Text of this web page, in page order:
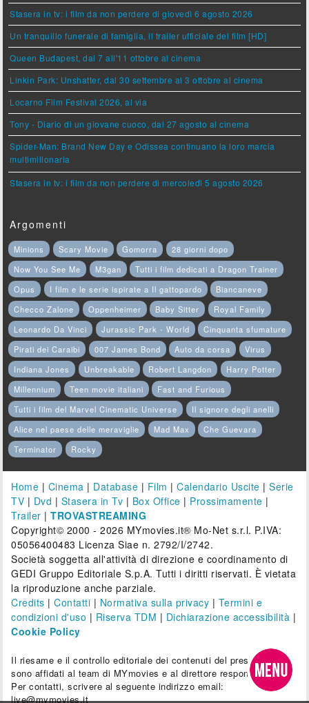
Stasera in tv: i film da non perdere di giovedì 6 agosto 2026
Un tranquillo funerale di famiglia, il trailer ufficiale del film [HD]
Queen Budapest, dal 7 all'11 ottobre al cinema
Linkin Park: Unshatter, dal 30 settembre al 3 ottobre al cinema
Locarno Film Festival 2026, al via
Tony - Diario di un giovane cuoco, dal 27 agosto al cinema
Spider-Man: Brand New Day e Odissea continuano la loro marcia
multimilionaria
Stasera in tv: i film da non perdere di mercoledì 5 agosto 2026
Argomenti
Minions Scary Movie Gomorra
28 giorni dopo
Now You See Me
M3gan
Tutti i film dedicati a Dragon Trainer
Opus
I film e le serie ispirate a Il gattopardo
Biancaneve
Checco Zalone
Oppenheimer Baby Sitter
Royal Family
Leonardo Da Vinci
Jurassic Park - World
Cinquanta sfumature
Pirati dei Caraibi
007 James Bond Auto da corsa
Virus
Indiana Jones
Unbreakable Robert Langdon
Harry Potter
Millennium
Teen movie italiani
Fast and Furious
Tutti i film del Marvel Cinematic Universe
Il signore degli anelli
Alice nel paese delle meraviglie
Mad Max
Che Guevara
Terminator
Rocky
Home | Cinema | Database | Film |Calendario Uscite |Serie
TV | Dvd | Stasera in Tv | Box Office | Prossimamente |
Trailer |TROVASTREAMING
Copyright© 2000 - 2026 MYmovies.it® Mo-Net s.r.l. P.IVA:
05056400483 Licenza Siae n. 2792/I/2742.
Società soggetta all'attività di direzione e coordinamento di
GEDI Gruppo Editoriale S.p.A. Tutti i diritti riservati. È vietata
la riproduzione anche parziale.
Credits |Contatti | Normativa sulla privacy | Termini e
condizioni d'uso | Riserva TDM | Dichiarazione accessibilità |
Cookie Policy
Il riesame e il controllo editoriale dei contenuti del presente sito
sono affidati al team di MYmovies e al direttore responsabile.
Per contatti, scrivere al seguente indirizzo email:
live@mymovies.it